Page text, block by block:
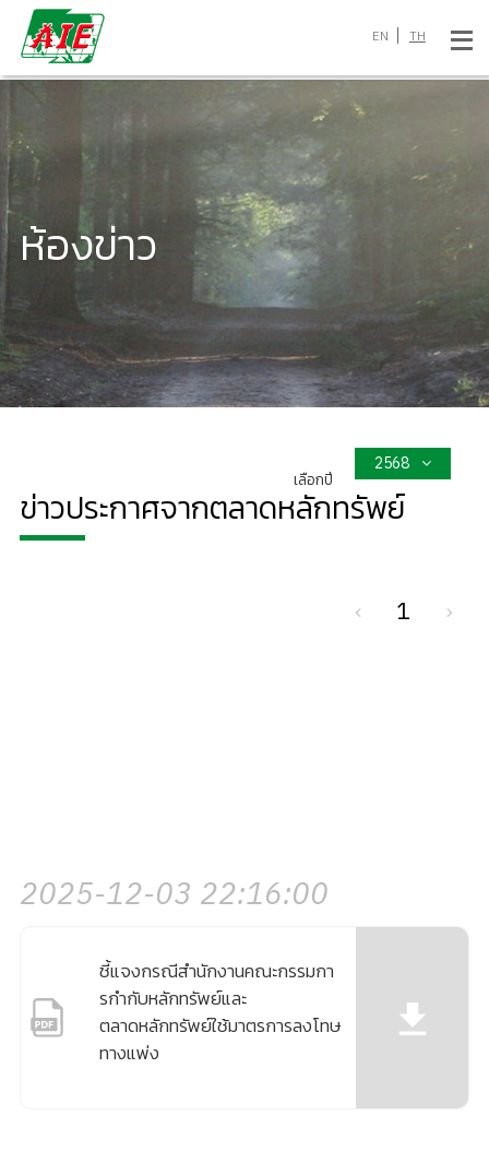
EN TH
ห้องข่าว
เลือกปี
2568
ข่าวประกาศจากตลาดหลักทรัพย์
‹ 1 ›
2025-12-03 22:16:00
ชี้แจงกรณีสํานักงานคณะกรรมกา
รกํากับหลักทรัพย์และ
ตลาดหลักทรัพย์ใช้มาตรการลงโทษ
ทางแพ่ง